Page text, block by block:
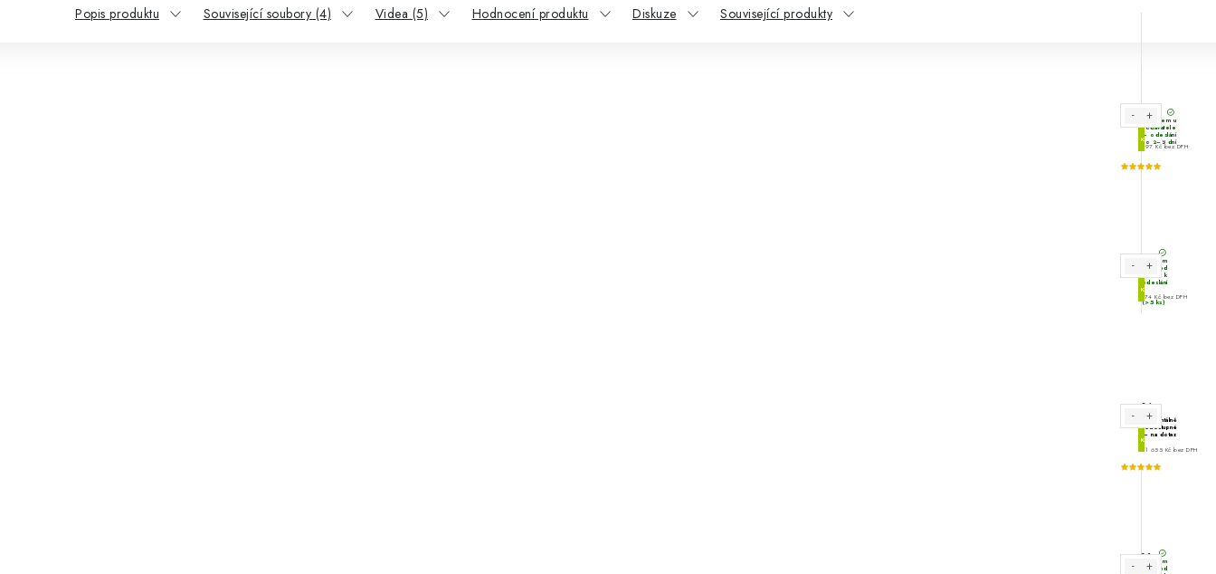
Popis produktu Související soubory (4) Videa (5) Hodnocení produktu Diskuze Související produkty